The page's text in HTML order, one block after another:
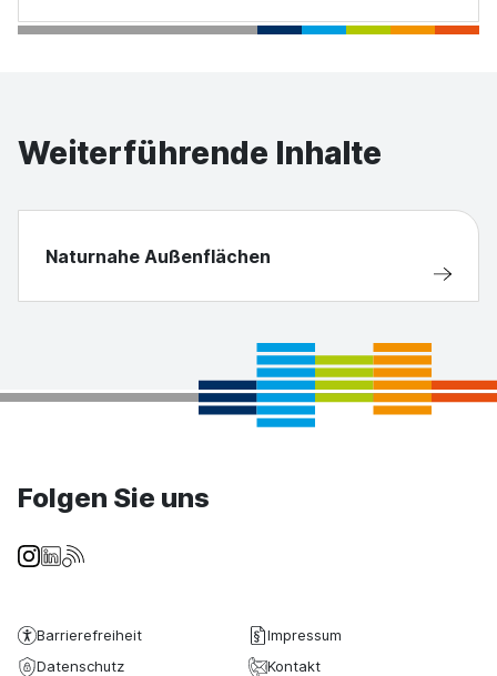
Weiterführende Inhalte
Naturnahe Außenflächen
Folgen Sie uns
Barrierefreiheit
Impressum
Datenschutz
Kontakt